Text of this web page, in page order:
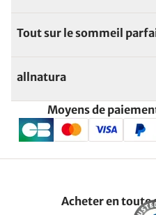
Tout sur le sommeil
allnatura
Moyens de
Acheter en toute